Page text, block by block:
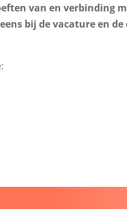
van en verbinding
bij de vacature en de